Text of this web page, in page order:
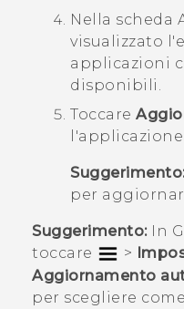
Nella scheda
visualizzato
applicazioni
disponibili.
Toccare
per
Suggerimento:In
toccare
>
Aggiornamento
per scegliere